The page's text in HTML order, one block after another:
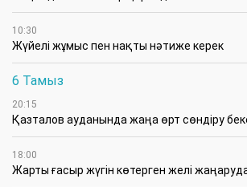
10:30
Жүйелі жұмыс пен нақты нәтиже керек
6 Тамыз
20:15
Қазталов ауданында жаңа өрт сөндіру
18:00
Жарты ғасыр жүгін көтерген желі